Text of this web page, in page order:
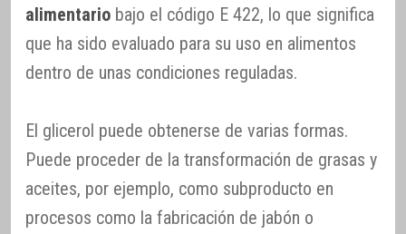
alimentario bajo el código E 422, lo que significa
que ha sido evaluado para su uso en alimentos
dentro de unas condiciones reguladas.
El glicerol puede obtenerse de varias formas.
Puede proceder de la transformación de grasas y
aceites, por ejemplo, como subproducto en
procesos como la fabricación de jabón o